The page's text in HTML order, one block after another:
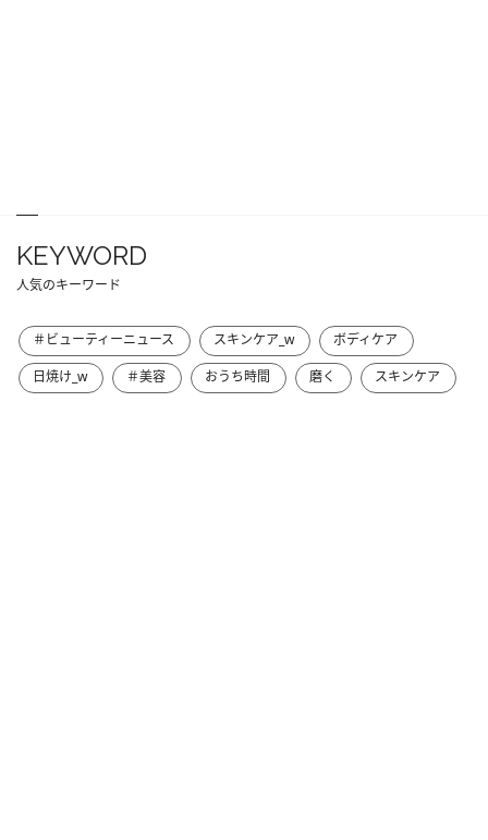
KEYWORD
人気のキーワード
＃ビューティーニュース スキンケア_w
ボディケア
日焼け_w
＃美容 おうち時間 磨く スキンケア